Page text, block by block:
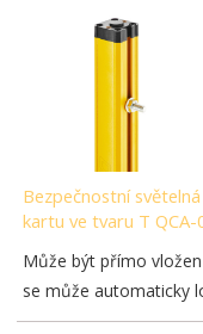
Bezpečnostní
kartu ve tvaru T QCA-
Může být přímo
se může automaticky